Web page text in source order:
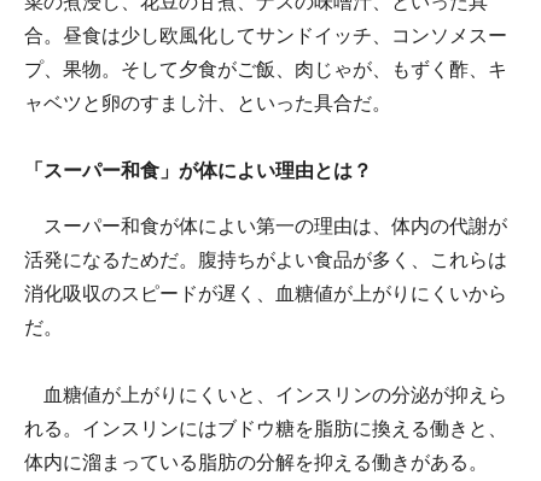
合。昼食は少し欧風化してサンドイッチ、コンソメスー
プ、果物。そして夕食がご飯、肉じゃが、もずく酢、キ
ャベツと卵のすまし汁、といった具合だ。
「スーパー和食」が体によい理由とは？
スーパー和食が体によい第一の理由は、体内の代謝が
活発になるためだ。腹持ちがよい食品が多く、これらは
消化吸収のスピードが遅く、血糖値が上がりにくいから
だ。
血糖値が上がりにくいと、インスリンの分泌が抑えら
れる。インスリンにはブドウ糖を脂肪に換える働きと、
体内に溜まっている脂肪の分解を抑える働きがある。